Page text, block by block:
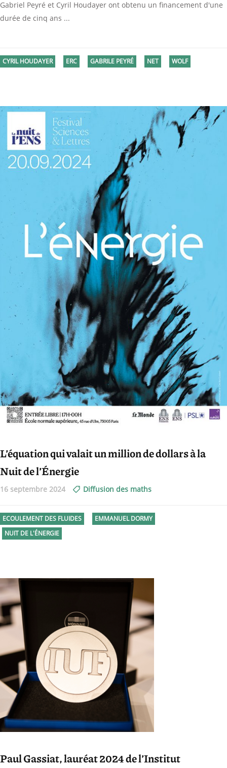
Gabriel Peyré et Cyril Houdayer ont obtenu un financement d'une
durée de cinq ans
CYRIL HOUDAYER ERC GABRILE PEYRÉ NET WOLF
L’équation qui valait un million de dollars à la
Nuit de l’Énergie
16 septembre 2024 Diffusion des maths
ECOULEMENT DES FLUIDES
EMMANUEL DORMY
NUIT DE L'ÉNERGIE
Paul Gassiat, lauréat 2024 de l’Institut